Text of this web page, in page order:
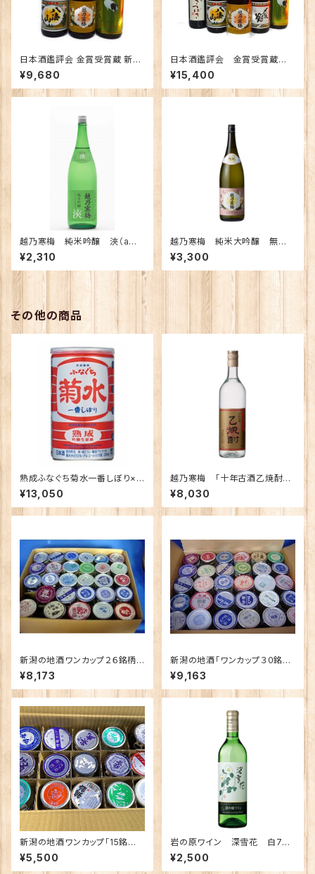
日本酒鑑評会 金賞受賞蔵 新潟
の地酒飲み比べセット1800ｍｌ
×3本 （越乃寒梅 八海山 越の
鶴）
¥9,680
日本酒鑑評会 金賞受賞蔵
新潟の地酒飲み比べセット180
0ｍｌ×5本 （越乃寒梅 八海
山 〆張鶴 ゆきつばき 越の
¥15,400
越乃寒梅 純米吟醸 浹（ama
ne) あまね 720ｍｌ【化粧
箱入り】
¥2,310
越乃寒梅 純米大吟醸 無
垢 720ｍｌ （化粧箱入り）
¥3,300
その他の商品
熟成ふなぐち菊水一番しぼり×3
0本
¥13,050
越乃寒梅 「十年古酒乙焼酎」
【限定】
¥8,030
新潟の地酒ワンカップ２６銘柄
飲み比べ
¥8,173
新潟の地酒「ワンカップ３０銘
柄」飲み比べ
¥9,163
新潟の地酒ワンカップ「15銘柄」
飲み比べ
¥5,500
岩の原ワイン 深雪花 白720
ｍｌ
¥2,500